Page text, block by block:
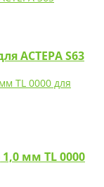
АСТЕРА S63
1,0 мм TL 0000